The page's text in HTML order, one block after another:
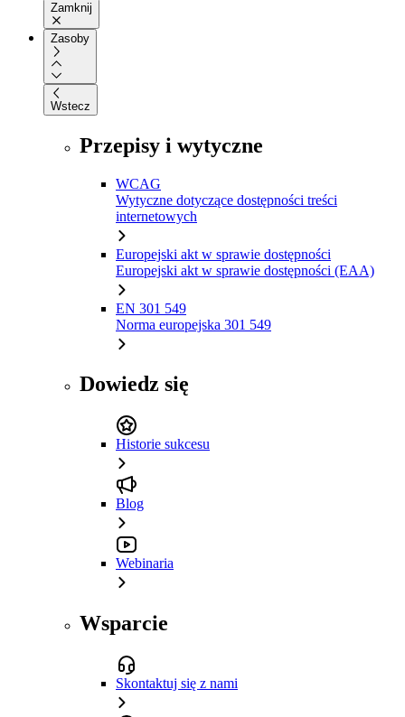
Zamknij
Zasoby
Wstecz
Przepisy i wytyczne
WCAG
Wytyczne dotyczące dostępności treści
internetowych
Europejski akt w sprawie dostępności
Europejski akt w sprawie dostępności (EAA)
EN 301 549
Norma europejska 301 549
Dowiedz się
Historie sukcesu
Blog
Webinaria
Wsparcie
Skontaktuj się z nami